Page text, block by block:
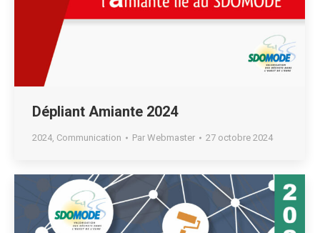
Dépliant Amiante 2024
2024, Communication Par Webmaster 27 octobre 2024